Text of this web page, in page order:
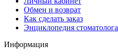
Обмен и возврат
Как сделать заказ
Энциклопедия стоматолога
Информация